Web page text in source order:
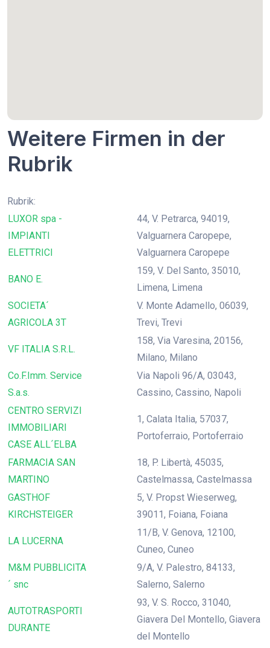
Weitere Firmen in der
Rubrik
Rubrik:
LUXOR spa -
IMPIANTI
ELETTRICI
44, V. Petrarca, 94019,
Valguarnera Caropepe,
Valguarnera Caropepe
BANO E.
159, V. Del Santo, 35010,
Limena, Limena
SOCIETA´
AGRICOLA 3T
V. Monte Adamello, 06039,
Trevi, Trevi
VF ITALIA S.R.L.
158, Via Varesina, 20156,
Milano, Milano
Co.F.Imm. Service
S.a.s.
Via Napoli 96/A, 03043,
Cassino, Cassino, Napoli
CENTRO SERVIZI
IMMOBILIARI
CASE ALL´ELBA
1, Calata Italia, 57037,
Portoferraio, Portoferraio
FARMACIA SAN
MARTINO
18, P. Libertà, 45035,
Castelmassa, Castelmassa
GASTHOF
KIRCHSTEIGER
5, V. Propst Wieserweg,
39011, Foiana, Foiana
LA LUCERNA
11/B, V. Genova, 12100,
Cuneo, Cuneo
M&M PUBBLICITA
´ snc
9/A, V. Palestro, 84133,
Salerno, Salerno
AUTOTRASPORTI
DURANTE
93, V. S. Rocco, 31040,
Giavera Del Montello, Giavera
del Montello